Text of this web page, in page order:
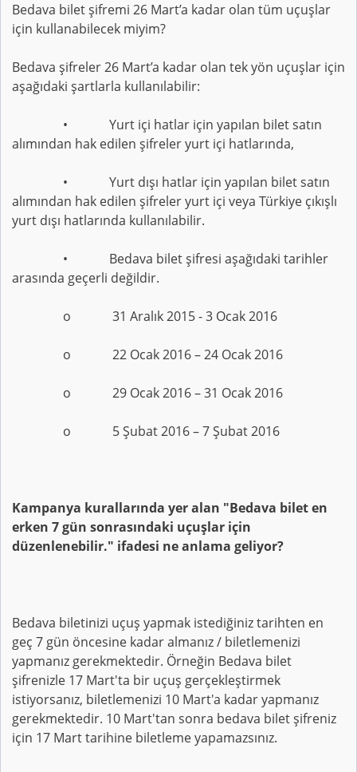
Bedava bilet şifremi 26 Mart’a kadar olan tüm uçuşlar
için kullanabilecek miyim?
Bedava şifreler 26 Mart’a kadar olan tek yön uçuşlar için
aşağıdaki şartlarla kullanılabilir:
• Yurt içi hatlar için yapılan bilet satın
alımından hak edilen şifreler yurt içi hatlarında,
• Yurt dışı hatlar için yapılan bilet satın
alımından hak edilen şifreler yurt içi veya Türkiye çıkışlı
yurt dışı hatlarında kullanılabilir.
• Bedava bilet şifresi aşağıdaki tarihler
arasında geçerli değildir.
o 31 Aralık 2015 - 3 Ocak 2016
o 22 Ocak 2016 – 24 Ocak 2016
o 29 Ocak 2016 – 31 Ocak 2016
o 5 Şubat 2016 – 7 Şubat 2016
Kampanya kurallarında yer alan "Bedava bilet en
erken 7 gün sonrasındaki uçuşlar için
düzenlenebilir." ifadesi ne anlama geliyor?
Bedava biletinizi uçuş yapmak istediğiniz tarihten en
geç 7 gün öncesine kadar almanız / biletlemenizi
yapmanız gerekmektedir. Örneğin Bedava bilet
şifrenizle 17 Mart'ta bir uçuş gerçekleştirmek
istiyorsanız, biletlemenizi 10 Mart'a kadar yapmanız
gerekmektedir. 10 Mart'tan sonra bedava bilet şifreniz
için 17 Mart tarihine biletleme yapamazsınız.